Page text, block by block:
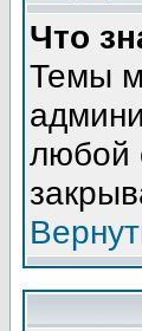
Что
Темы
любой